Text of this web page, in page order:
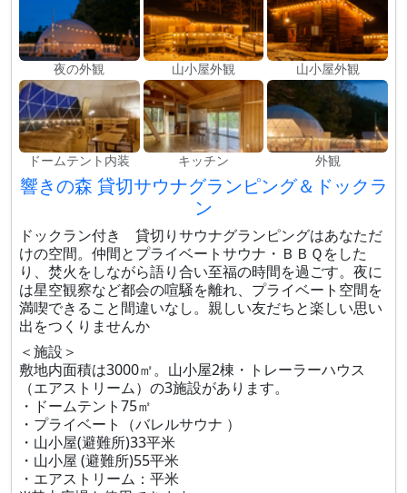
夜の外観 山小屋外観 山小屋外観
ドームテント内装 キッチン 外観
響きの森 貸切サウナグランピング＆ドックラ
ン
ドックラン付き 貸切りサウナグランピングはあなただ
けの空間。仲間とプライベートサウナ・ＢＢＱをした
り、焚火をしながら語り合い至福の時間を過ごす。夜に
は星空観察など都会の喧騒を離れ、プライベート空間を
満喫できること間違いなし。親しい友だちと楽しい思い
出をつくりませんか
＜施設＞
敷地内面積は3000㎡。山小屋2棟・トレーラーハウス
（エアストリーム）の3施設があります。
・ドームテント75㎡
・プライベート（バレルサウナ ）
・山小屋(避難所)33平米
・山小屋 (避難所)55平米
・エアストリーム：平米